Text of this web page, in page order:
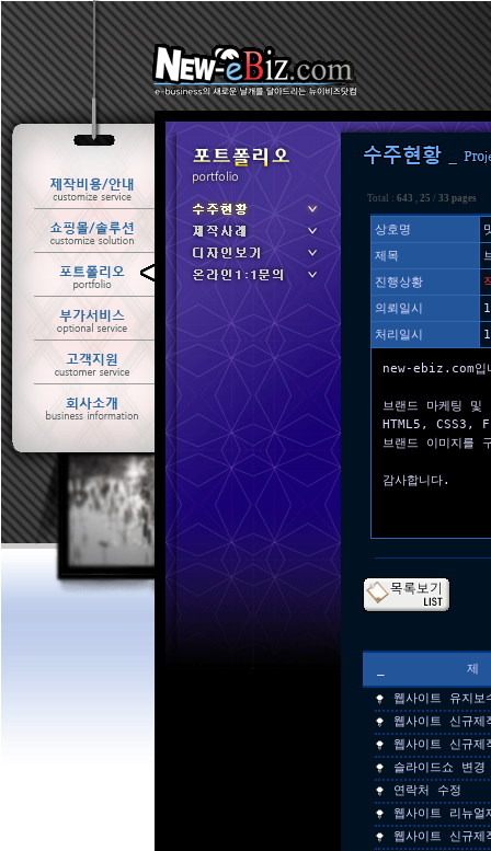
Total : 643 , 25 / 33 pages
상호명
제목
진행상황
의뢰일시
처리일시
new-ebiz.com입
브랜드 마케팅 및
HTML5, CSS3,
브랜드 이미지를
감사합니다.
웹사이트 유지보
웹사이트 신규제
웹사이트 신규제
슬라이드쇼 변
연락처 수정
웹사이트 리뉴얼
웹사이트 신규
ㆍ 수주현황
ㆍ 제작사례